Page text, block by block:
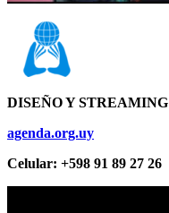
DISEÑO Y STREAMING
agenda.org.uy
Celular: +598 91 89 27 26